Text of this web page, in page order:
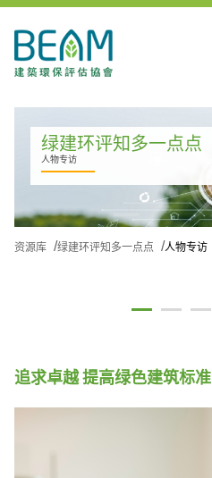
绿建环评知多一点点
人物专访
资源库 绿建环评知多一点点 人物专访
追求卓越 提高绿色建筑标准